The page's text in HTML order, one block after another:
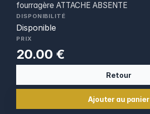
fourragère ATTACHE ABSENTE
DISPONIBILITÉ
Disponible
PRIX
20.00 €
Retour
Ajouter au panier